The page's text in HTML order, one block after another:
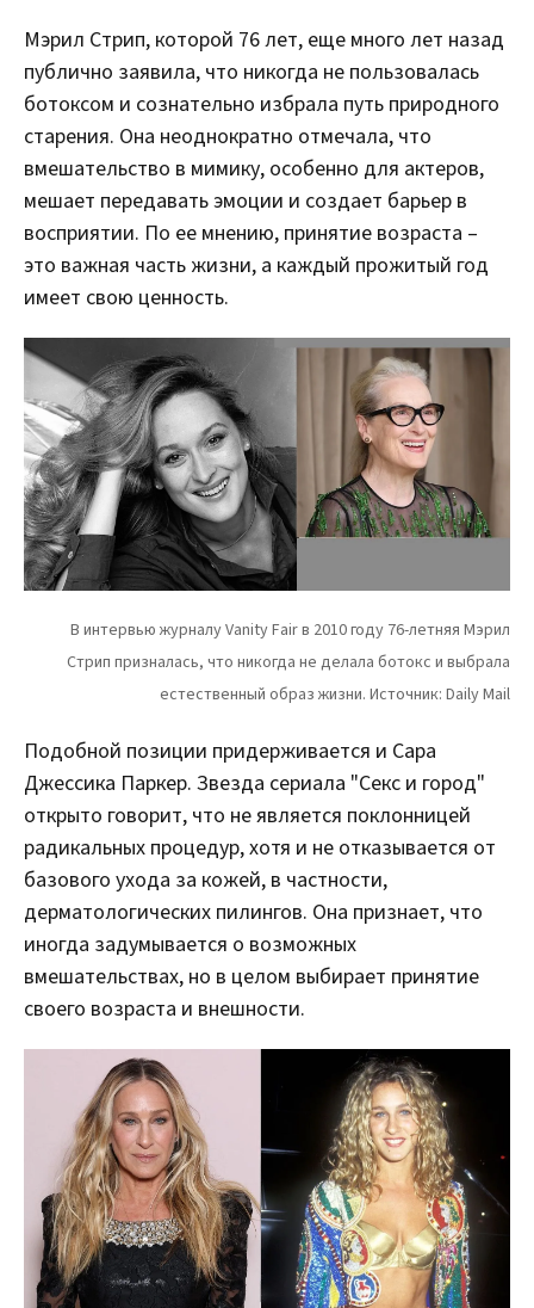
Мэрил Стрип, которой 76 лет, еще много лет назад
публично заявила, что никогда не пользовалась
ботоксом и сознательно избрала путь природного
старения. Она неоднократно отмечала, что
вмешательство в мимику, особенно для актеров,
мешает передавать эмоции и создает барьер в
восприятии. По ее мнению, принятие возраста –
это важная часть жизни, а каждый прожитый год
имеет свою ценность.
Подобной позиции придерживается и Сара
Джессика Паркер. Звезда сериала "Секс и город"
открыто говорит, что не является поклонницей
радикальных процедур, хотя и не отказывается от
базового ухода за кожей, в частности,
дерматологических пилингов. Она признает, что
иногда задумывается о возможных
вмешательствах, но в целом выбирает принятие
своего возраста и внешности.